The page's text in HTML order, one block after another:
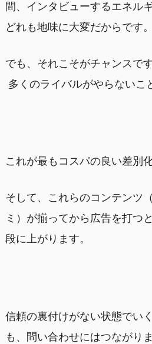
間、インタビューするエネル
どれも地味に大変だからです。
でも、それこそがチャンスです
多くのライバルがやらないこ
これが最もコスパの良い差別
そして、これらのコンテンツ
ミ）が揃ってから広告を打つ
段に上がります。
信頼の裏付けがない状態でい
も、問い合わせにはつながりま